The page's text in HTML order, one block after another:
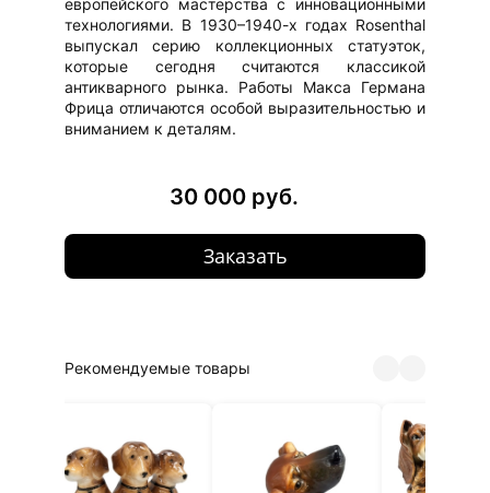
технологиями. В 1930–1940-х годах Rosenthal
выпускал серию коллекционных статуэток,
которые сегодня считаются классикой
антикварного рынка. Работы Макса Германа
Фрица отличаются особой выразительностью и
вниманием к деталям.
30 000 руб.
Заказать
Рекомендуемые товары